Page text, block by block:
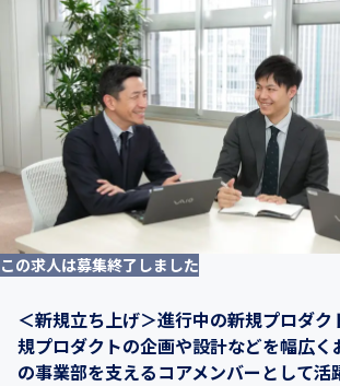
この求人は募集終了しました
＜新規立ち上げ＞進行中の新規プロダ
規プロダクトの企画や設計などを幅広く
の事業部を支えるコアメンバーとして活